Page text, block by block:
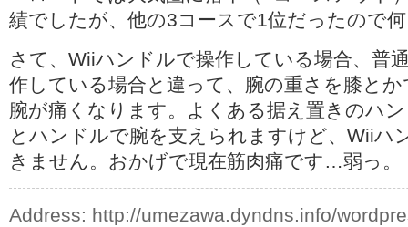
績でしたが、他の3コースで1位だったので
さて、Wiiハンドルで操作している場合、普
作している場合と違って、腕の重さを膝と
腕が痛くなります。よくある据え置きのハ
とハンドルで腕を支えられますけど、Wiiハ
きません。おかげで現在筋肉痛です…弱っ。
Address: http://umezawa.dyndns.info/